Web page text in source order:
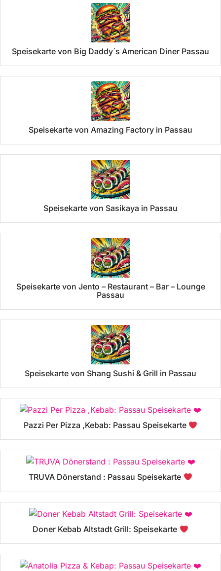
Speisekarte von Big Daddy´s American Diner Passau
Speisekarte von Amazing Factory in Passau
Speisekarte von Sasikaya in Passau
Speisekarte von Jento – Restaurant – Bar – Lounge
Passau
Speisekarte von Shang Sushi & Grill in Passau
Pazzi Per Pizza ,Kebab: Passau Speisekarte
TRUVA Dönerstand : Passau Speisekarte
Doner Kebab Altstadt Grill: Speisekarte